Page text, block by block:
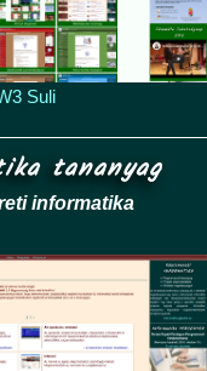
Suli
tananyag
informatika